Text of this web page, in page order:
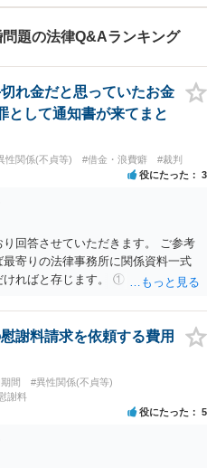
題の法律Q&Aランキング
れ金だと思っていたお金
として通知書が来てまと
性関係(不貞等) #借金・浪費癖 #裁判
役にたった 3
回答させていただきます。 ご参考
寄りの法律事務所に関係資料一式
ればと存じます。 ① このLINEの
含む１００万円の貸付に至るまでの
等を踏まえて、関係を清算するため
性はあると考えます。 ② 「今後一
」というLINEや誓約書は、裁判上
のやり取りや誓約書の具体的内容
ませんが、一定の証拠価値はある
らく１００万円は不当利得（受け
得した）として返還請求されてい
謝料請求を依頼する費用
間
#異性関係(不貞等)
謝料
役にたった 5